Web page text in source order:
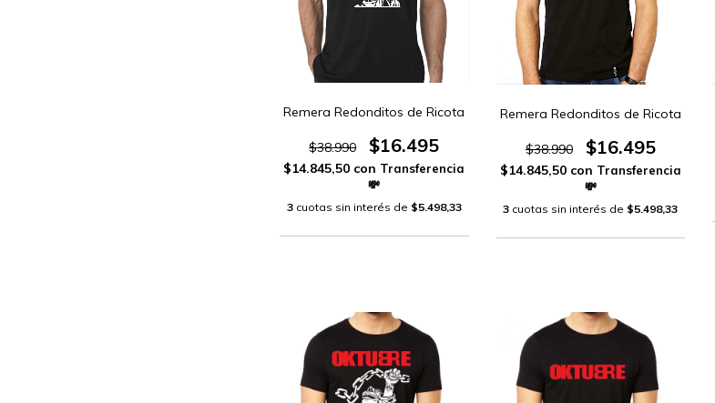
Remera Redonditos de Ricota
$38.990 $16.495
$14.845,50 con
3 cuotas sin interés de $5.498,33
Remera Redonditos de Ricota
$38.990 $16.495
$14.845,50 con
3 cuotas sin interés de $5.498,33